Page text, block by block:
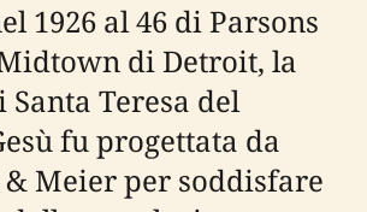
1926 al 46 di Parsons
di Detroit, la
Santa Teresa del
fu progettata da
Meier per soddisfare